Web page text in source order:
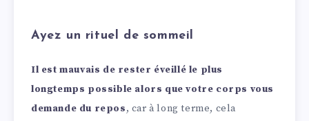
Ayez un rituel de sommeil
Il est mauvais de rester éveillé le plus
longtemps possible alors que votre corps vous
demande du repos, car à long terme, cela